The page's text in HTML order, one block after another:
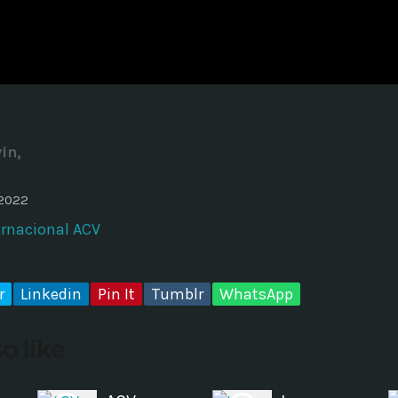
Time
ACV
Linkedin Pin It Tumblr WhatsApp